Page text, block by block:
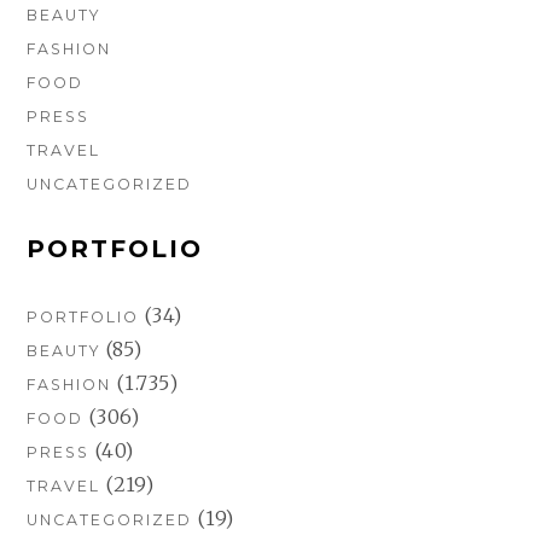
BEAUTY
FASHION
FOOD
PRESS
TRAVEL
UNCATEGORIZED
PORTFOLIO
PORTFOLIO (34)
BEAUTY (85)
FASHION (1.735)
FOOD (306)
PRESS (40)
TRAVEL (219)
UNCATEGORIZED (19)